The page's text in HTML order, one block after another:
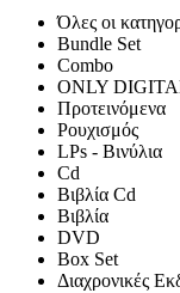
Όλες οι
Bundle Set
Combo
ONLY
Προτεινόμενα
Ρουχισμός
LPs - Βινύλια
Cd
Βιβλία Cd
Βιβλία
DVD
Box Set
Διαχρονικές